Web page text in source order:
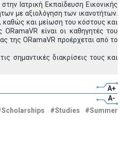
Ιατρική Εκπαίδευση Εικονικής
με αξιολόγηση των ικανοτήτων.
καθώς και μείωση του κόστους και
είναι οι καθηγητές του
της ORamaVR προέρχεται από το
σημαντικές διακρίσεις τους και
A+
A-
#Studies
#Summer